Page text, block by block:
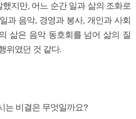
지만, 어느 순간 일과 삶의 조화로
과 음악, 경영과 봉사, 개인과 사회
삶은 음악 동호회를 넘어 삶의 질
위였던 것 같다.
는 비결은 무엇일까요?